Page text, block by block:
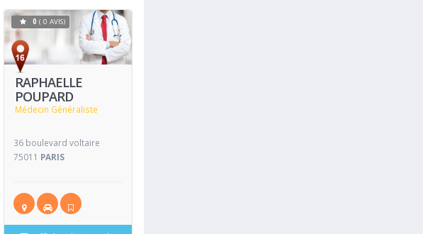
RAPHAELLE
POUPARD
Médecin Généraliste
Voir
0 ( 0 AVIS)
36 boulevard voltaire
75011 PARIS